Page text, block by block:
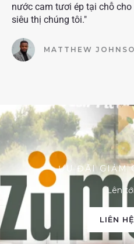
nước cam tươi ép tại chỗ
siêu thị chúng tôi."
MATTHEW
ƯU ĐÃI GIẢM
Lên
LIÊN